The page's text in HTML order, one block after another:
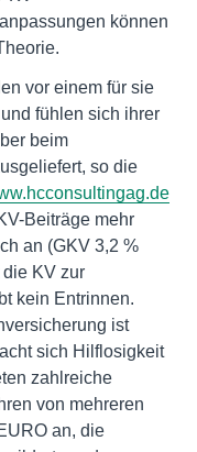
können
vor einem für sie
fühlen sich ihrer
beim
so die
Beiträge mehr
an (GKV 3,2 %
die KV zur
kein Entrinnen.
ist
sich Hilflosigkeit
zahlreiche
von mehreren
an, die